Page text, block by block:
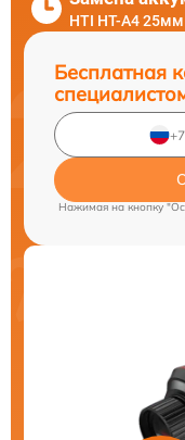
HTI HT-A4
Бесплатная
Нажимая на кнопку